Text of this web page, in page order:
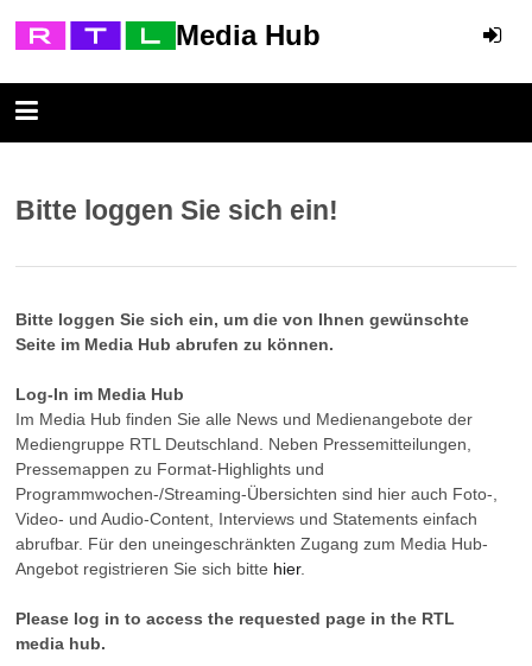
Media Hub
Bitte loggen Sie sich ein!
Bitte loggen Sie sich ein, um die von Ihnen gewünschte
Seite im Media Hub abrufen zu können.
Log-In im Media Hub
Im Media Hub finden Sie alle News und Medienangebote der
Mediengruppe RTL Deutschland. Neben Pressemitteilungen,
Pressemappen zu Format-Highlights und
Programmwochen-/Streaming-Übersichten sind hier auch Foto-,
Video- und Audio-Content, Interviews und Statements einfach
abrufbar. Für den uneingeschränkten Zugang zum Media Hub-
Angebot registrieren Sie sich bitte hier.
Please log in to access the requested page in the RTL
media hub.